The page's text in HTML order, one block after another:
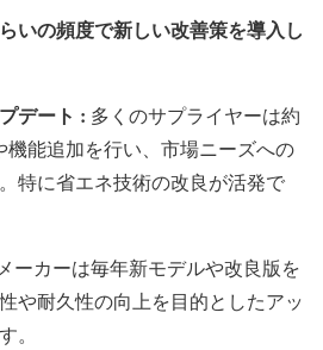
いの頻度で新しい改善策を導入し
デート : 多くのサプライヤーは約
機能追加を行い、市場ニーズへの
特に省エネ技術の改良が活発で
ーカーは毎年新モデルや改良版を
や耐久性の向上を目的としたアッ
。